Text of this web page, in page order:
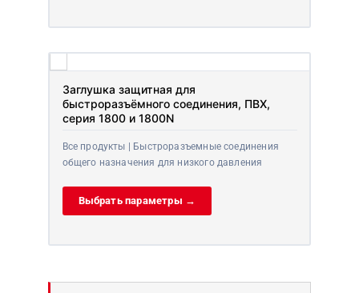
Заглушка защитная для
быстроразъёмного соединения, ПВХ,
серия 1800 и 1800N
Все продукты | Быстроразъемные соединения
общего назначения для низкого давления
Выбрать параметры →